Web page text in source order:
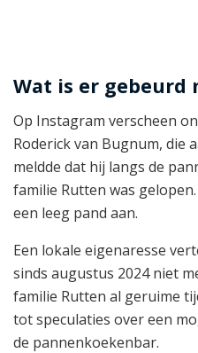
Wat is er gebeurd
Op Instagram verscheen
Roderick van Bugnum, die
meldde dat hij langs de
familie Rutten was
een leeg pand aan.
Een lokale eigenaresse
sinds augustus 2024 niet
familie Rutten al geruime
tot speculaties over een
de pannenkoekenbar.